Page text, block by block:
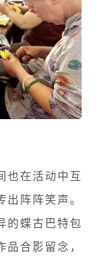
也在活动中互
阵阵笑声。
的蝶古巴特包
品合影留念，